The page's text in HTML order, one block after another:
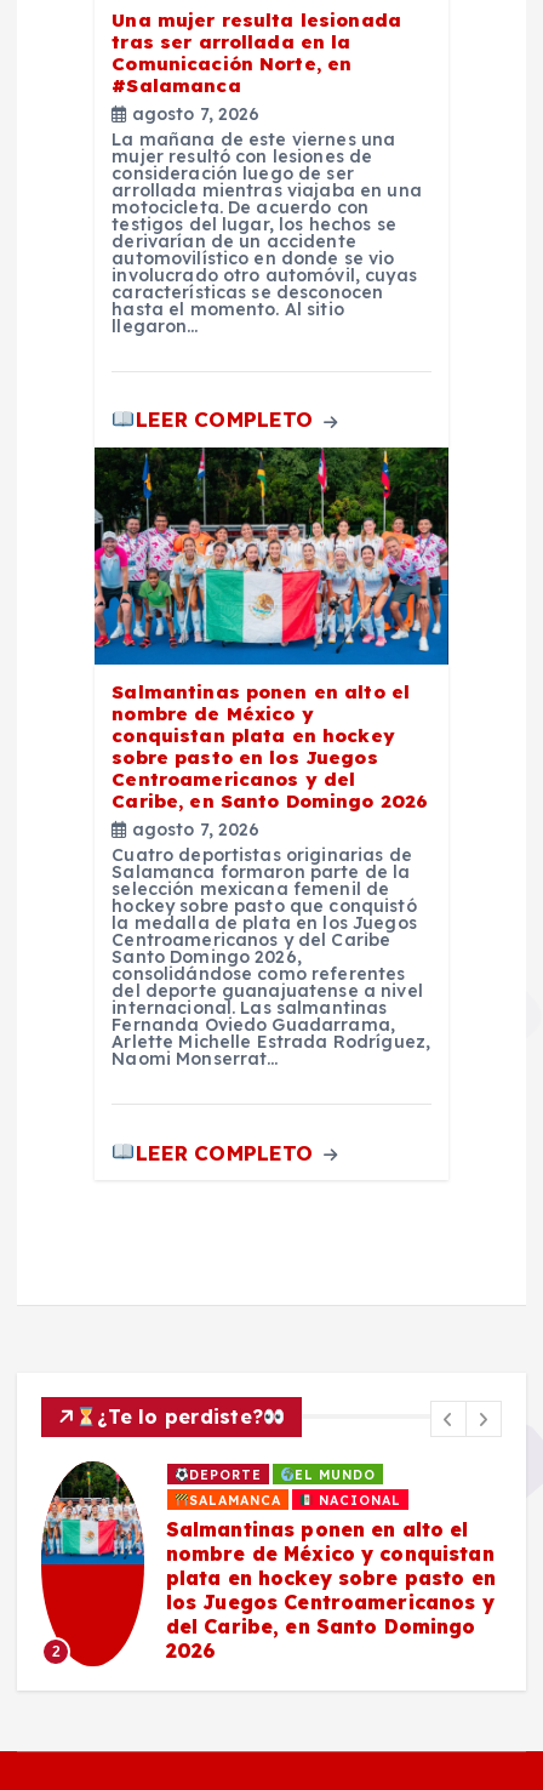
Una mujer resulta lesionada
tras ser arrollada en la
Comunicación Norte, en
#Salamanca
agosto 7, 2026
La mañana de este viernes una
mujer resultó con lesiones de
consideración luego de ser
arrollada mientras viajaba en una
motocicleta. De acuerdo con
testigos del lugar, los hechos se
derivarían de un accidente
automovilístico en donde se vio
involucrado otro automóvil, cuyas
características se desconocen
hasta el momento. Al sitio
llegaron…
LEER COMPLETO
Salmantinas ponen en alto el
nombre de México y
conquistan plata en hockey
sobre pasto en los Juegos
Centroamericanos y del
Caribe, en Santo Domingo 2026
agosto 7, 2026
Cuatro deportistas originarias de
Salamanca formaron parte de la
selección mexicana femenil de
hockey sobre pasto que conquistó
la medalla de plata en los Juegos
Centroamericanos y del Caribe
Santo Domingo 2026,
consolidándose como referentes
del deporte guanajuatense a nivel
internacional. Las salmantinas
Fernanda Oviedo Guadarrama,
Arlette Michelle Estrada Rodríguez,
Naomi Monserrat…
LEER COMPLETO
¿Te lo perdiste?
2
DEPORTE
EL MUNDO
SALAMANCA
NACIONAL
Salmantinas ponen en alto el
nombre de México y conquistan
plata en hockey sobre pasto en
los Juegos Centroamericanos y
del Caribe, en Santo Domingo
2026